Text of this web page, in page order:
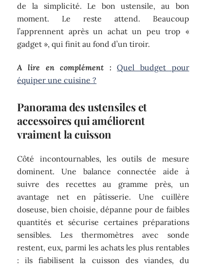
de la simplicité. Le bon ustensile, au bon
moment. Le reste attend. Beaucoup
l’apprennent après un achat un peu trop «
gadget », qui finit au fond d’un tiroir.
A lire en complément :
Quel budget pour
équiper une cuisine ?
Panorama des ustensiles et
accessoires qui améliorent
vraiment la cuisson
Côté incontournables, les outils de mesure
dominent. Une balance connectée aide à
suivre des recettes au gramme près, un
avantage net en pâtisserie. Une cuillère
doseuse, bien choisie, dépanne pour de faibles
quantités et sécurise certaines préparations
sensibles. Les thermomètres avec sonde
restent, eux, parmi les achats les plus rentables
: ils fiabilisent la cuisson des viandes, du